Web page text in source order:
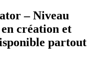
– Niveau
création et
partout